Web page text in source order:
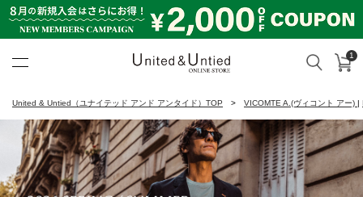
検索 カ
1
United & Untied（ユナイテッド アンド アンタイド）TOP VICOMTE A.(ヴィコント アー) |